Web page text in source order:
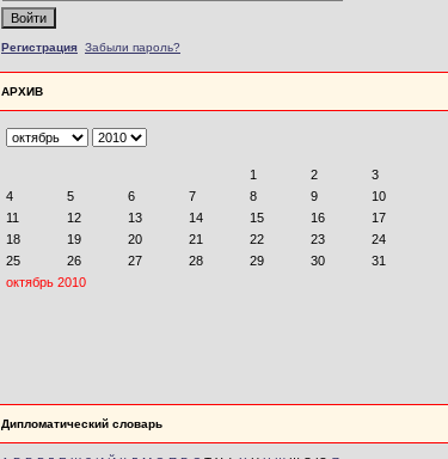
Регистрация Забыли пароль?
АРХИВ
Дипломатический словарь